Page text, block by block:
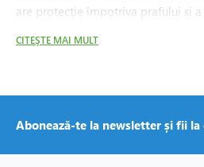
are protecție împotriva prafului și
• Protecția:Indicele de protecție
• Contrapanoul:
O placă
De la tablouri electrice
• Avantaje:Protecție sporită a
CITEŞTE MAI MULT
Abonează-te la newsletter și fii